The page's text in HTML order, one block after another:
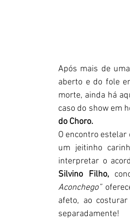
Após mais de
aberto e do fole
morte, ainda há
caso do show em
do Choro.
O encontro
um jeitinho
interpretar o
Silvino Filho,
Aconchego”
afeto, ao
separadamente!